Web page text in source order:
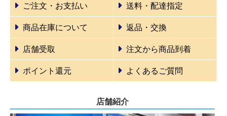
ご注文・お支払い 送料・配達指定
商品在庫について 返品・交換
店舗受取 注文から商品到着
ポイント還元 よくあるご質問
店舗紹介